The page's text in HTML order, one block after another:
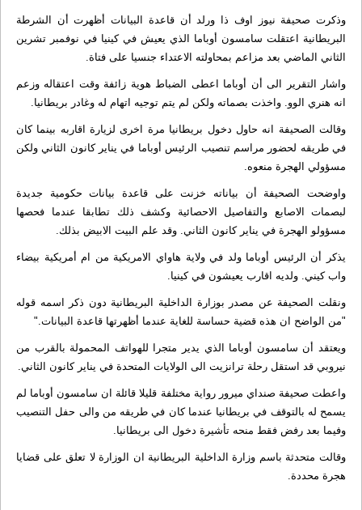
وذكرت صحيفة نيوز اوف ذا ورلد أن قاعدة البيانات أظهرت أن الشرطة
البريطانية اعتقلت سامسون أوباما الذي يعيش في كينيا في نوفمبر تشرين
الثاني الماضي بعد مزاعم بمحاولته الاعتداء جنسيا على فتاة.
واشار التقرير الى أن أوباما اعطى الضباط هوية زائفة وقت اعتقاله وزعم
انه هنري الوو. واخذت بصماته ولكن لم يتم توجيه اتهام له وغادر بريطانيا.
وقالت الصحيفة انه حاول دخول بريطانيا مرة اخرى لزيارة اقاربه بينما كان
في طريقه لحضور مراسم تنصيب الرئيس أوباما في يناير كانون الثاني ولكن
مسؤولي الهجرة منعوه.
واوضحت الصحيفة أن بياناته خزنت على قاعدة بيانات حكومية جديدة
لبصمات الاصابع والتفاصيل الاحصائية وكشف ذلك تطابقا عندما فحصها
مسؤولو الهجرة في يناير كانون الثاني. وقد علم البيت الابيض بذلك.
يذكر أن الرئيس أوباما ولد في ولاية هاواي الامريكية من ام أمريكية بيضاء
واب كيني. ولديه اقارب يعيشون في كينيا.
ونقلت الصحيفة عن مصدر بوزارة الداخلية البريطانية دون ذكر اسمه قوله
"من الواضح ان هذه قضية حساسة للغاية عندما أظهرتها قاعدة البيانات."
ويعتقد أن سامسون أوباما الذي يدير متجرا للهواتف المحمولة بالقرب من
نيروبي قد استقل رحلة ترانزيت الى الولايات المتحدة في يناير كانون الثاني.
واعطت صحيفة صنداي ميرور رواية مختلفة قليلا قائلة ان سامسون أوباما لم
يسمح له بالتوقف في بريطانيا عندما كان في طريقه من والى حفل التنصيب
وفيما بعد رفض فقط منحه تأشيرة دخول الى بريطانيا.
وقالت متحدثة باسم وزارة الداخلية البريطانية ان الوزارة لا تعلق على قضايا
هجرة محددة.